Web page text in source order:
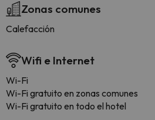
Zonas comunes
Calefacción
Wifi e Internet
Wi-Fi
Wi-Fi gratuito en zonas comunes
Wi-Fi gratuito en todo el hotel